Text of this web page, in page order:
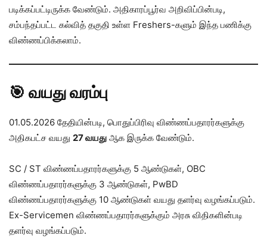
படிக்கப்பட்டிருக்க வேண்டும். அதிகாரப்பூர்வ அறிவிப்பின்படி,
சம்பந்தப்பட்ட கல்வித் தகுதி உள்ள Freshers-களும் இந்த பணிக்கு
விண்ணப்பிக்கலாம்.
🎯 வயது வரம்பு
01.05.2026 தேதியின்படி, பொதுப்பிரிவு விண்ணப்பதாரர்களுக்கு
அதிகபட்ச வயது 27 வயது ஆக இருக்க வேண்டும்.
SC / ST விண்ணப்பதாரர்களுக்கு 5 ஆண்டுகள், OBC
விண்ணப்பதாரர்களுக்கு 3 ஆண்டுகள், PwBD
விண்ணப்பதாரர்களுக்கு 10 ஆண்டுகள் வயது தளர்வு வழங்கப்படும்.
Ex-Servicemen விண்ணப்பதாரர்களுக்கும் அரசு விதிகளின்படி
தளர்வு வழங்கப்படும்.